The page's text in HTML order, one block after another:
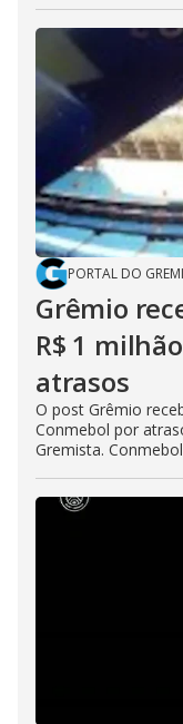
PORTAL DO
Grêmio
R$ 1
atrasos
O post Grêmio
Conmebol por
Gremista.